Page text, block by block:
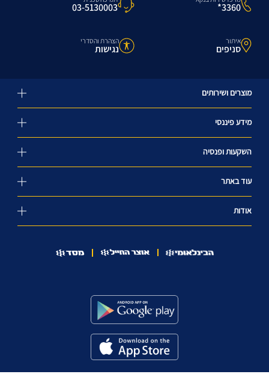
3360*
03-5130003
איתור
סניפים
הצהרת והסדרי
נגישות
מוצרים ושירותים
מידע פיננסי
השקעות ופנסיה
עוד באתר
אודות